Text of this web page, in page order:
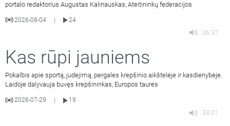
portalo redaktorius Augustas Kalinauskas, Ateitininkų federacijos
2026-08-04 |
24
36:37
Kas rūpi jauniems
Pokalbis apie sportą, judėjimą, pergales krepšinio aikštelėje ir kasdienybėje.
Laidoje dalyvauja buvęs krepšininkas, Europos taurės
2026-07-29
19
38:01